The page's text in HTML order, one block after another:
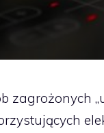
zagrożonych